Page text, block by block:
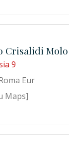
Crisalidi Molo
9
Eur
Maps]